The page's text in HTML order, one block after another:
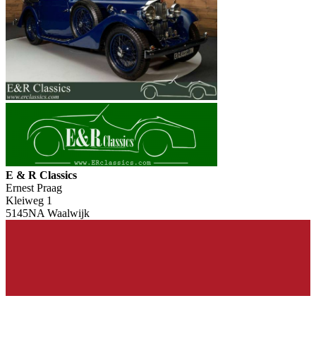
E & R Classics
Ernest Praag
Kleiweg 1
5145NA Waalwijk